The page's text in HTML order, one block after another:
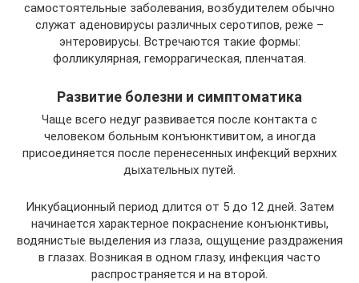
самостоятельные заболевания, возбудителем обычно
служат аденовирусы различных серотипов, реже –
энтеровирусы. Встречаются такие формы:
фолликулярная, геморрагическая, пленчатая.
Развитие болезни и симптоматика
Чаще всего недуг развивается после контакта с
человеком больным конъюнктивитом, а иногда
присоединяется после перенесенных инфекций верхних
дыхательных путей.
Инкубационный период длится от 5 до 12 дней. Затем
начинается характерное покраснение конъюнктивы,
водянистые выделения из глаза, ощущение раздражения
в глазах. Возникая в одном глазу, инфекция часто
распространяется и на второй.